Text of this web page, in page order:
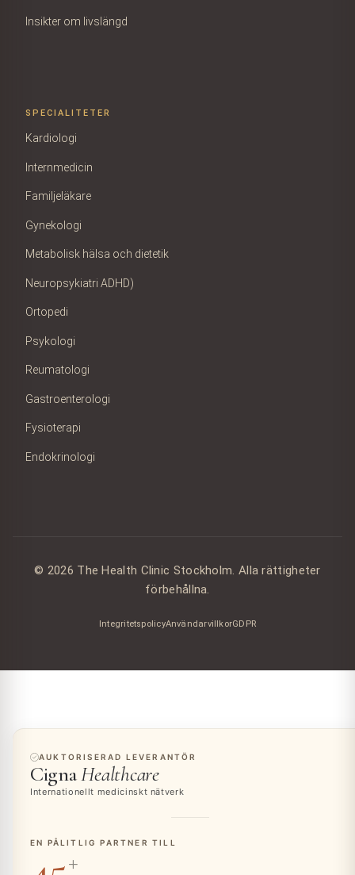
Insikter om livslängd
SPECIALITETER
Kardiologi
Internmedicin
Familjeläkare
Gynekologi
Metabolisk hälsa och dietetik
Neuropsykiatri ADHD)
Ortopedi
Psykologi
Reumatologi
Gastroenterologi
Fysioterapi
Endokrinologi
© 2026 The Health Clinic Stockholm. Alla rättigheter
förbehållna.
IntegritetspolicyAnvändarvillkorGDPR
AUKTORISERAD LEVERANTÖR
CignaHealthcare
Internationellt medicinskt nätverk
EN PÅLITLIG PARTNER TILL
+